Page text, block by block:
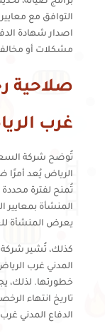
التوافق مع
اصدار شهادة
مشكلات أو
صلاحية
غرب
تُوضح شركة
الرياض يُعد
تُمنح لفترة
المنشأة بمعايير
يعرض المنشأة
كذلك، تُشير
المدني غرب
خطورتها. لذلك،
تاريخ انتهاء
الدفاع المدني